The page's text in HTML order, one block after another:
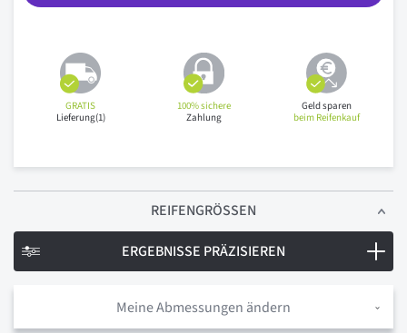
GRATIS
Lieferung(1)
100% sichere
Zahlung
Geld sparen
beim Reifenkauf
REIFENGRÖSSEN
Meine Abmessungen ändern
ERGEBNISSE PRÄZISIEREN